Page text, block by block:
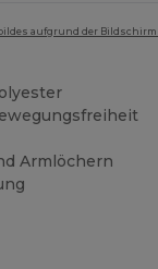
aufgrund der
Armlöchern